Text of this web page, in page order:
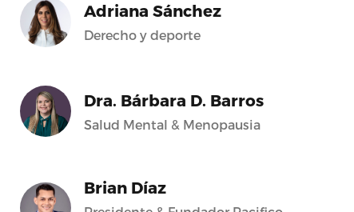
Adriana Sánchez
Derecho y deporte
Dra. Bárbara D. Barros
Salud Mental & Menopausia
Brian Díaz